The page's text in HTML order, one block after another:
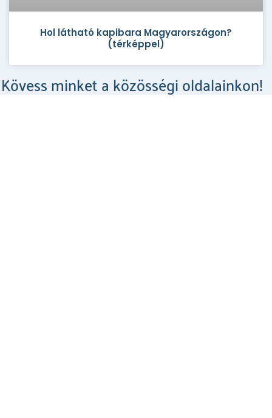
Hol látható kapibara Magyarországon?
(térképpel)
Kövess minket a közösségi oldalainkon!